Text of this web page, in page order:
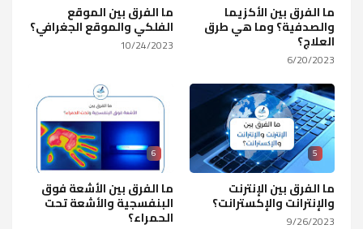
ما الفرق بين الأكزيما
والصدفية؟ وما هي طرق
العلاج؟
6/20/2023
ما الفرق بين الموقع
الفلكي والموقع الجغرافي؟
10/24/2023
5
ما الفرق بين الإنترنت
والإنترانت والإكسترانت؟
9/26/2023
6
ما الفرق بين الأشعة فوق
البنفسجية والأشعة تحت
الحمراء؟